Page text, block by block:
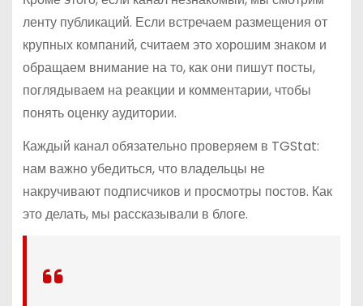
ленту публикаций. Если встречаем размещения от
крупных компаний, считаем это хорошим знаком и
обращаем внимание на то, как они пишут посты,
поглядываем на реакции и комментарии, чтобы
понять оценку аудитории.
Каждый канал обязательно проверяем в TGStat:
нам важно убедиться, что владельцы не
накручивают подписчиков и просмотры постов. Как
это делать, мы рассказывали в блоге.